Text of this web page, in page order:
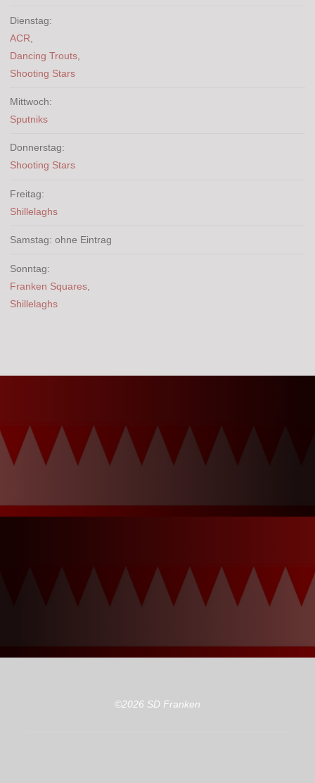
Dienstag:
ACR
Dancing Trouts
Shooting Stars
Mittwoch:
Sputniks
Donnerstag:
Shooting Stars
Freitag:
Shillelaghs
Samstag: ohne Eintrag
Sonntag:
Franken Squares
Shillelaghs
©2026 SD Franken